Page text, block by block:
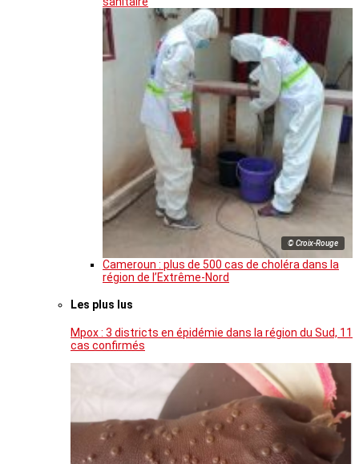
© Croix-Rouge
Cameroun : plus de 500 cas de choléra dans la
région de l’Extrême-Nord
Les plus lus
Mpox : 3 districts en épidémie dans la région du Sud, 11
cas confirmés